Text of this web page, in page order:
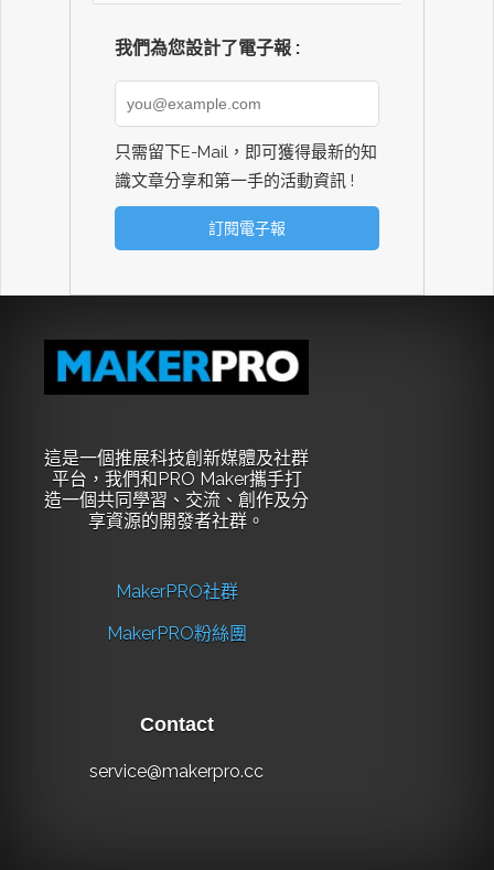
我們為您設計了電子報 :
只需留下E-Mail，即可獲得最新的知
識文章分享和第一手的活動資訊 !
這是一個推展科技創新媒體及社群
平台，我們和PRO Maker攜手打
造一個共同學習、交流、創作及分
享資源的開發者社群。
MakerPRO社群
MakerPRO粉絲團
Contact
service@makerpro.cc